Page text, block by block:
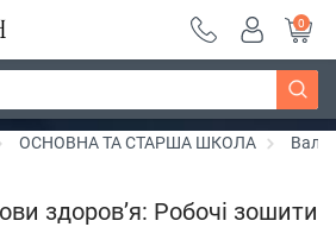
грн ~ 250 грн ~
Дізнатись більше
0
ОСНОВНА ТА СТАРША ШКОЛА
здоров’я: Робочі зошити